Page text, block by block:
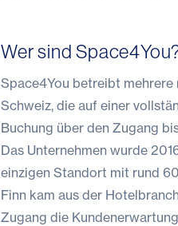
Wer sind
Space4You betreibt
Schweiz, die auf einer
Buchung über den Zugang
Das Unternehmen wurde
einzigen Standort mit rund
Finn kam aus der
Zugang die